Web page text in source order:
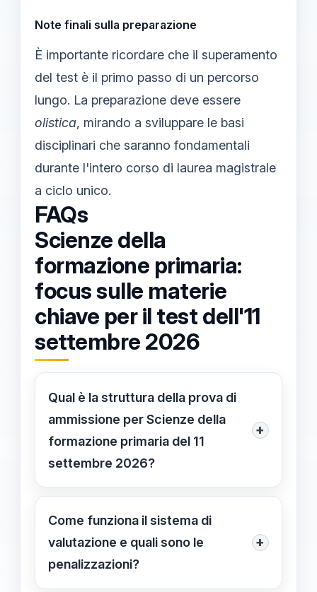
Note finali sulla preparazione
È importante ricordare che il superamento
del test è il primo passo di un percorso
lungo. La preparazione deve essere
olistica, mirando a sviluppare le basi
disciplinari che saranno fondamentali
durante l'intero corso di laurea magistrale
a ciclo unico.
FAQs
Scienze della
formazione primaria:
focus sulle materie
chiave per il test dell'11
settembre 2026
Qual è la struttura della prova di
ammissione per Scienze della
formazione primaria del 11
settembre 2026?
+
La prova consiste in 80 quesiti a
risposta multipla da completare in 150
minuti. Il punteggio è distribuito tra
competenze linguistiche e logiche
Come funziona il sistema di
valutazione e quali sono le
penalizzazioni?
+